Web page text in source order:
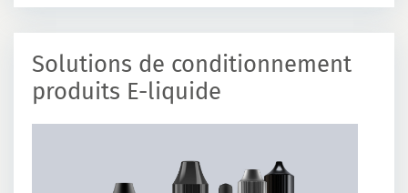
Solutions de conditionnement
produits E-liquide